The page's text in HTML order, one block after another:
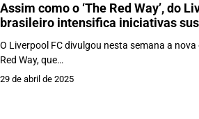
Assim como o ‘The Red Way’, do
brasileiro intensifica iniciativas
O Liverpool FC divulgou nesta semana a
Red Way, que…
29 de abril de 2025